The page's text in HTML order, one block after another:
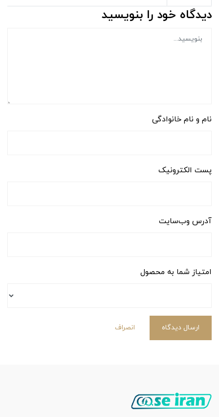
دیدگاه خود را بنویسید
نام و نام خانوادگی
پست الکترونیک
آدرس وب‌سایت
امتیاز شما به محصول
ارسال دیدگاه انصراف